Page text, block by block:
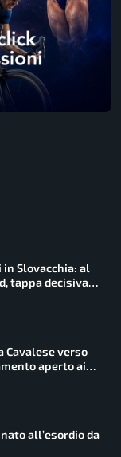
in Slovacchia: al
tappa decisiva
Cavalese verso
aperto ai
all’esordio da